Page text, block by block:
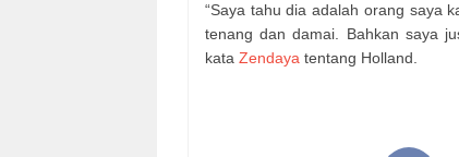
“Saya tahu dia adalah orang saya
tenang dan damai. Bahkan saya
kata Zendaya tentang Holland.